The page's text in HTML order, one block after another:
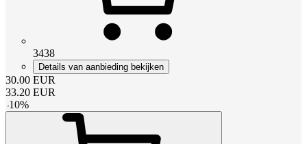
3438
Details van aanbieding bekijken
30.00 EUR
33.20 EUR
-10%